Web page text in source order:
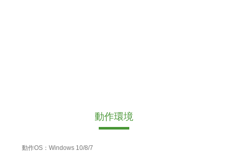
動作環境
動作OS：Windows 10/8/7